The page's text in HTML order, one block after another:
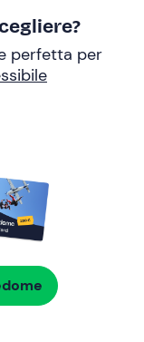
perfetta per